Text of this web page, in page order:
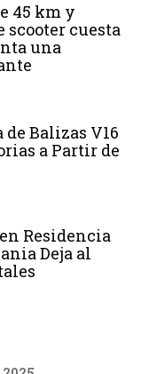
45 km y
scooter cuesta
una
de Balizas V16
a Partir de
Residencia
Deja al